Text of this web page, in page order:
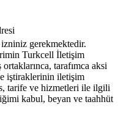
gerekmektedir.
Turkcell İletişim
tarafımca aksi
iştiraklerinin iletişim
tarife ve hizmetleri ile ilgili
kabul, beyan ve taahhüt